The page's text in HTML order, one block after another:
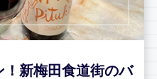
新梅田食道街のバ